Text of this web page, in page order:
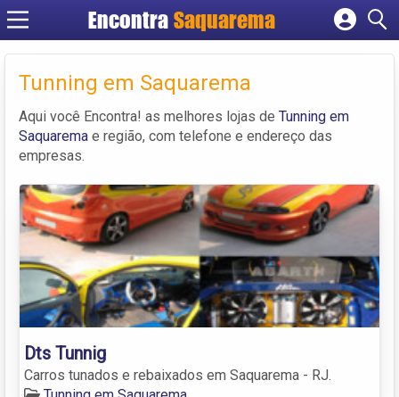
Encontra Saquarema
Cadastrar empresa
Criar conta
Tunning em Saquarema
Aqui você Encontra! as melhores lojas de Tunning em
Saquarema e região, com telefone e endereço das
empresas.
Dts Tunnig
Carros tunados e rebaixados em Saquarema - RJ.